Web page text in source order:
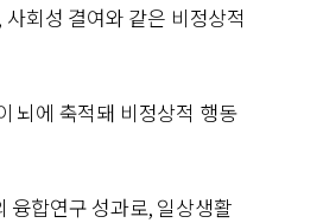
회성 결여와 같은 비정상적
뇌에 축적돼 비정상적 행동
융합연구 성과로, 일상생활